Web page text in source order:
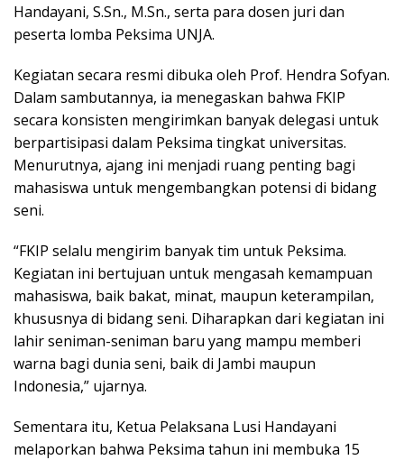
Handayani, S.Sn., M.Sn., serta para dosen juri dan
peserta lomba Peksima UNJA.
Kegiatan secara resmi dibuka oleh Prof. Hendra Sofyan.
Dalam sambutannya, ia menegaskan bahwa FKIP
secara konsisten mengirimkan banyak delegasi untuk
berpartisipasi dalam Peksima tingkat universitas.
Menurutnya, ajang ini menjadi ruang penting bagi
mahasiswa untuk mengembangkan potensi di bidang
seni.
“FKIP selalu mengirim banyak tim untuk Peksima.
Kegiatan ini bertujuan untuk mengasah kemampuan
mahasiswa, baik bakat, minat, maupun keterampilan,
khususnya di bidang seni. Diharapkan dari kegiatan ini
lahir seniman-seniman baru yang mampu memberi
warna bagi dunia seni, baik di Jambi maupun
Indonesia,” ujarnya.
Sementara itu, Ketua Pelaksana Lusi Handayani
melaporkan bahwa Peksima tahun ini membuka 15